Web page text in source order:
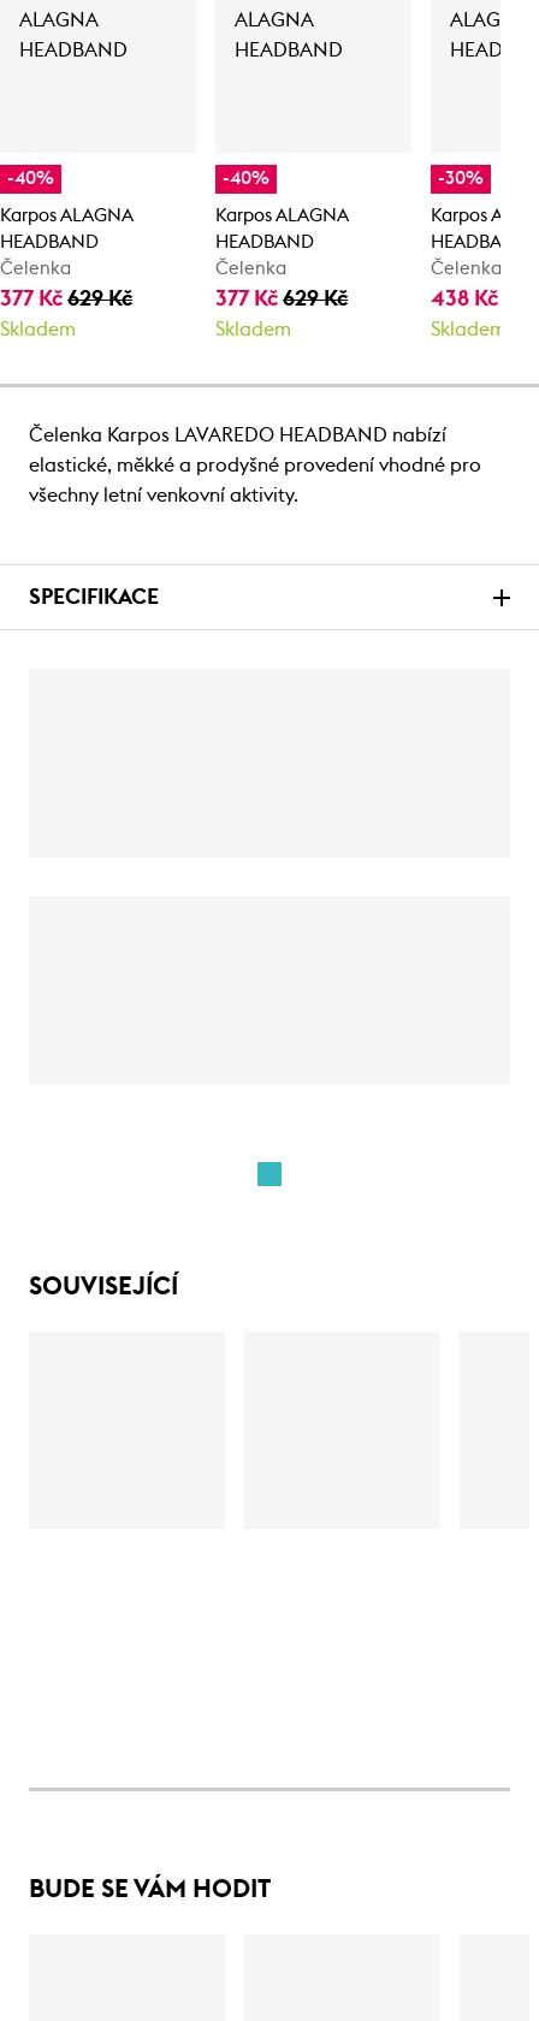
-40%
Karpos ALAGNA
HEADBAND
Čelenka
377 Kč 629 Kč
Skladem
-40%
Karpos ALAGNA
HEADBAND
Čelenka
377 Kč629 Kč
Skladem
-30%
Karpos
HEADBAND
Čelenka
438 Kč
Skladem
Čelenka Karpos LAVAREDO HEADBAND nabízí
elastické, měkké a prodyšné provedení vhodné pro
všechny letní venkovní aktivity.
SPECIFIKACE
SOUVISEJÍCÍ
BUDE SE VÁM HODIT